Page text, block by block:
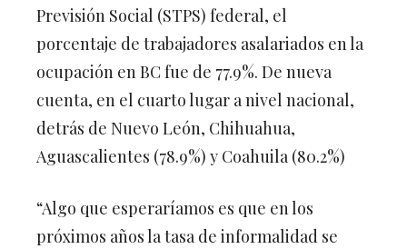
Previsión Social (STPS) federal, el
porcentaje de trabajadores asalariados en la
ocupación en BC fue de 77.9%. De nueva
cuenta, en el cuarto lugar a nivel nacional,
detrás de Nuevo León, Chihuahua,
Aguascalientes (78.9%) y Coahuila (80.2%)
“Algo que esperaríamos es que en los
próximos años la tasa de informalidad se